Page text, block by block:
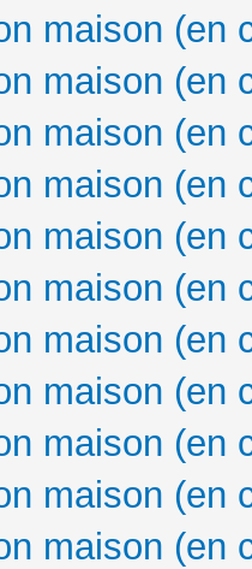
maison (en
maison (en
maison (en
maison (en
maison (en
maison (en
maison (en
maison (en
maison (en
maison (en
maison (en